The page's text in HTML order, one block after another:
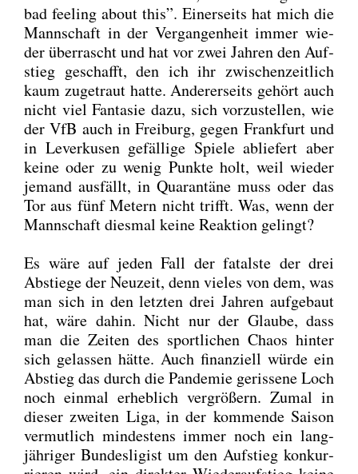
bad fee­ling about this”. Einer­seits hat mich die
Mann­schaft in der Ver­gan­gen­heit immer wie­
der über­rascht und hat vor zwei Jah­ren den Auf­
stieg geschafft, den ich ihr zwi­schen­zeit­lich
kaum zuge­traut hat­te. Ande­rer­seits gehört auch
nicht viel Fan­ta­sie dazu, sich vor­zu­stel­len, wie
der VfB auch in Frei­burg, gegen Frank­furt und
in Lever­ku­sen gefäl­li­ge Spie­le ablie­fert aber
kei­ne oder zu wenig Punk­te holt, weil wie­der
jemand aus­fällt, in Qua­ran­tä­ne muss oder das
Tor aus fünf Metern nicht trifft. Was, wenn der
Mann­schaft dies­mal kei­ne Reak­ti­on gelingt?
Es wäre auf jeden Fall der fatals­te der drei
Abstie­ge der Neu­zeit, denn vie­les von dem, was
man sich in den letz­ten drei Jah­ren auf­ge­baut
hat, wäre dahin. Nicht nur der Glau­be, dass
man die Zei­ten des sport­li­chen Cha­os hin­ter
sich gelas­sen hät­te. Auch finan­zi­ell wür­de ein
Abstieg das durch die Pan­de­mie geris­se­ne Loch
noch ein­mal erheb­lich ver­grö­ßern. Zumal in
die­ser zwei­ten Liga, in der kom­men­de Sai­son
ver­mut­lich min­des­tens immer noch ein lang­
jäh­ri­ger Bun­des­li­gist um den Auf­stieg kon­kur­